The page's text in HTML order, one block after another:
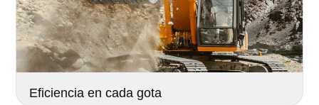
Eficiencia en cada gota